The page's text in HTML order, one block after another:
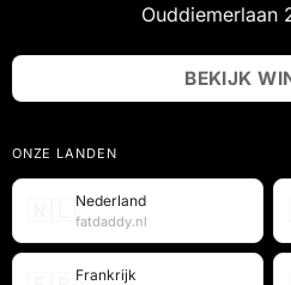
Ouddiemerlaan
BEKIJK
ONZE LANDEN
Nederland
fatdaddy.nl
Frankrijk